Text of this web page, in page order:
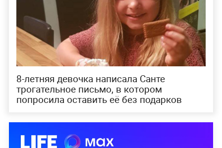
8-летняя девочка написала Санте
трогательное письмо, в котором
попросила оставить её без подарков